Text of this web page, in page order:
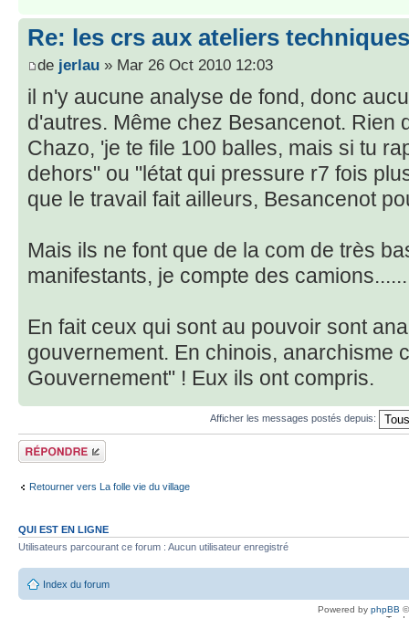
Re: les crs aux ateliers
de jerlau » Mar 26 Oct 2010 12:03
il n'y aucune analyse de fond, donc
d'autres. Même chez Besancenot. Rien
Chazo, 'je te file 100 balles, mais si tu
dehors" ou "létat qui pressure r7 fois
que le travail fait ailleurs, Besancenot
Mais ils ne font que de la com de très
manifestants, je compte des camions......
En fait ceux qui sont au pouvoir sont
gouvernement. En chinois, anarchisme
Gouvernement" ! Eux ils ont compris.
Afficher les messages postés depuis:
Répondre
Retourner vers La folle vie du village
QUI EST EN LIGNE
Utilisateurs parcourant ce forum : Aucun utilisateur enregistré
Index du forum
Powered by phpBB